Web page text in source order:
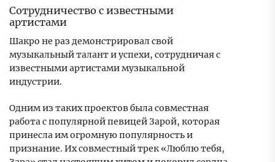
Сотрудничество с известными
артистами
Шакро не раз демонстрировал свой
музыкальный талант и успехи, сотрудничая с
известными артистами музыкальной
индустрии.
Одним из таких проектов была совместная
работа с популярной певицей Зарой, которая
принесла им огромную популярность и
признание. Их совместный трек «Люблю тебя,